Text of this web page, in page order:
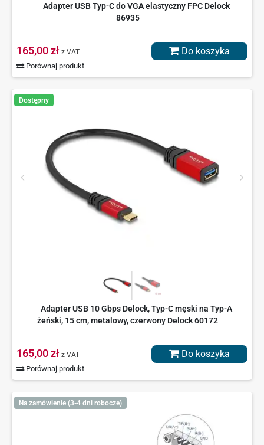
Adapter USB Typ-C do VGA elastyczny FPC Delock
86935
165,00 zł z VAT
Porównaj produkt
Do koszyka
Dostępny
Adapter USB 10 Gbps Delock, Typ-C męski na Typ-A
żeński, 15 cm, metalowy, czerwony Delock 60172
165,00 zł z VAT
Porównaj produkt
Do koszyka
Na zamówienie (3-4 dni robocze)